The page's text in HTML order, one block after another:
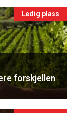
Ledig plass
forskjellen